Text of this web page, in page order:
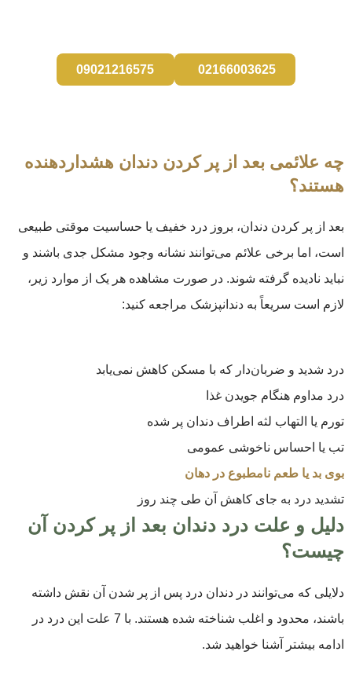
02166003625
09021216575
چه علائمی بعد از پر کردن دندان هشداردهنده
هستند؟
بعد از پر کردن دندان، بروز درد خفیف یا حساسیت موقتی طبیعی
است، اما برخی علائم می‌توانند نشانه وجود مشکل جدی باشند و
نباید نادیده گرفته شوند. در صورت مشاهده هر یک از موارد زیر،
لازم است سریعاً به دندانپزشک مراجعه کنید:
درد شدید و ضربان‌دار که با مسکن کاهش نمی‌یابد
درد مداوم هنگام جویدن غذا
تورم یا التهاب لثه اطراف دندان پر شده
تب یا احساس ناخوشی عمومی
بوی بد یا طعم نامطبوع در دهان
تشدید درد به جای کاهش آن طی چند روز
دلیل و علت درد دندان بعد از پر کردن آن
چیست؟
دلایلی که می‌توانند در دندان درد پس از پر شدن آن نقش داشته
باشند، محدود و اغلب شناخته شده هستند. با 7 علت این درد در
ادامه بیشتر آشنا خواهید شد.